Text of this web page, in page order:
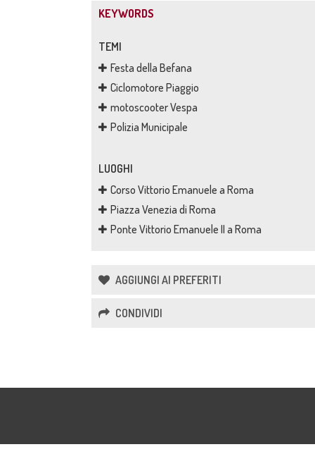
KEYWORDS
TEMI
Festa della Befana
Ciclomotore Piaggio
motoscooter Vespa
Polizia Municipale
LUOGHI
Corso Vittorio Emanuele a Roma
Piazza Venezia di Roma
Ponte Vittorio Emanuele II a Roma
AGGIUNGI AI PREFERITI
CONDIVIDI